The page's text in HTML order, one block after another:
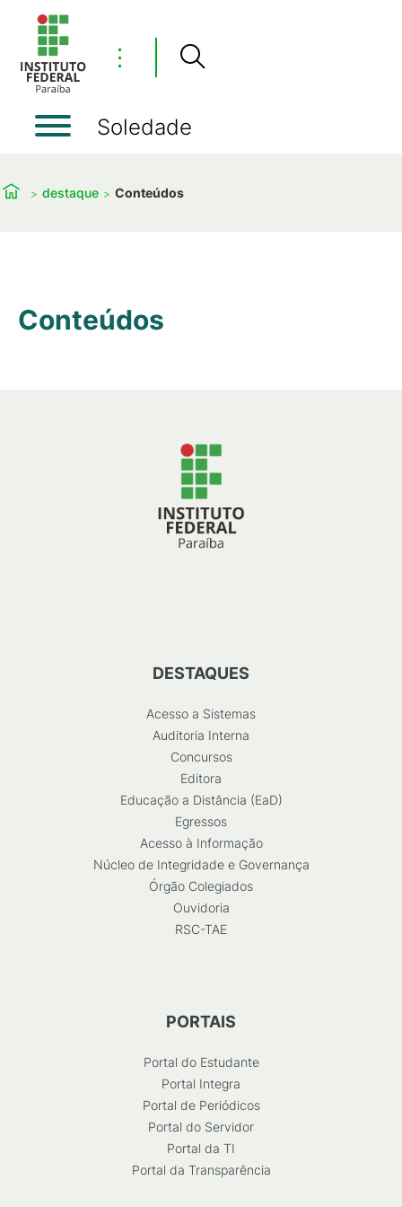
⋮
Soledade
destaque Conteúdos
Conteúdos
DESTAQUES
Acesso a Sistemas
Auditoria Interna
Concursos
Editora
Educação a Distância (EaD)
Egressos
Acesso à Informação
Núcleo de Integridade e Governança
Órgão Colegiados
Ouvidoria
RSC-TAE
PORTAIS
Portal do Estudante
Portal Integra
Portal de Periódicos
Portal do Servidor
Portal da TI
Portal da Transparência